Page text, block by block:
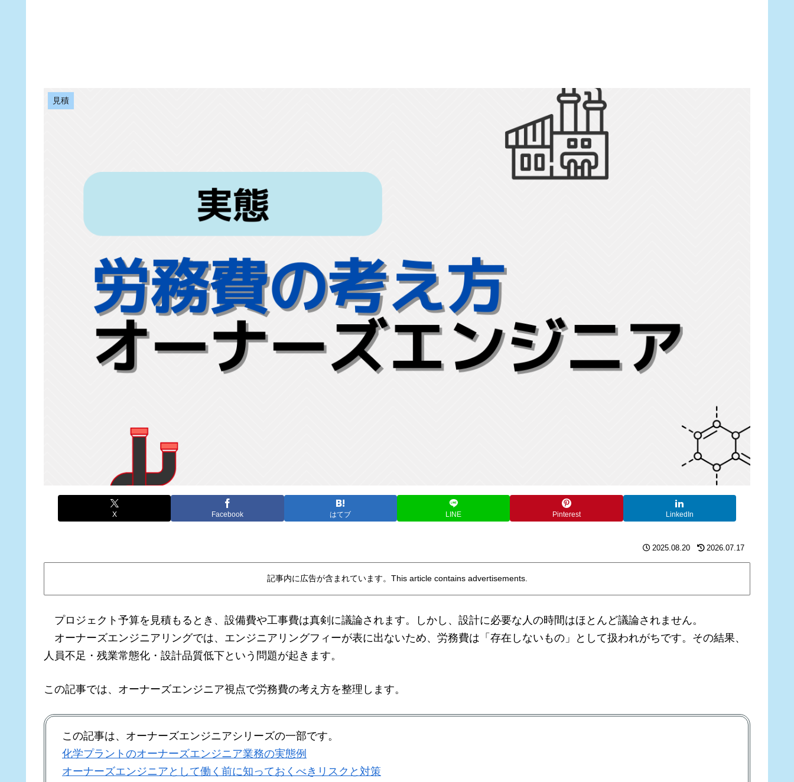
見積
X Facebook はてブ LINE Pinterest LinkedIn
2025.08.20 2026.07.17
記事内に広告が含まれています。This article contains advertisements.
プロジェクト予算を見積もるとき、設備費や工事費は真剣に議論されます。しかし、設計に必要な人の時間はほとんど議論されません。
オーナーズエンジニアリングでは、エンジニアリングフィーが表に出ないため、労務費は「存在しないもの」として扱われがちです。その結果、
人員不足・残業常態化・設計品質低下という問題が起きます。
この記事では、オーナーズエンジニア視点で労務費の考え方を整理します。
この記事は、オーナーズエンジニアシリーズの一部です。
化学プラントのオーナーズエンジニア業務の実態例
オーナーズエンジニアとして働く前に知っておくべきリスクと対策